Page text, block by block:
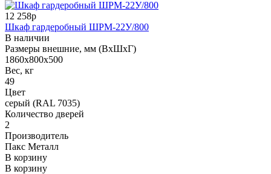
12 258р
Шкаф гардеробный ШРМ-22У/800
В наличии
Размеры внешние, мм (ВхШхГ)
1860x800x500
Вес, кг
49
Цвет
серый (RAL 7035)
Количество дверей
2
Производитель
Пакс Металл
В корзину
В корзину